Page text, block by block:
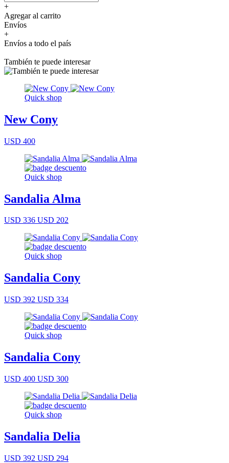
+
Agregar al carrito
Envíos
+
Envíos a todo el país
También te puede interesar
Quick shop
New Cony
USD 400
Quick shop
Sandalia Alma
USD 336 USD 202
Quick shop
Sandalia Cony
USD 392 USD 334
Quick shop
Sandalia Cony
USD 400 USD 300
Quick shop
Sandalia Delia
USD 392 USD 294